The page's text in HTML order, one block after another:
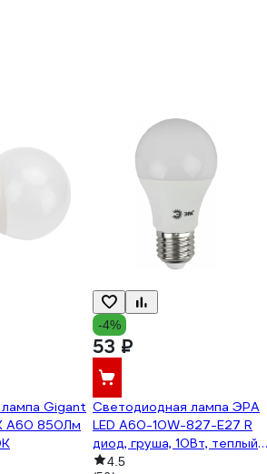
Gigant
А60 850Лм
-4%
53 ₽
Светодиодная лампа ЭРА
LED A60-10W-827-E27 R
диод, груша, 10Вт, теплый
свет, E27 Б0049634
4.5